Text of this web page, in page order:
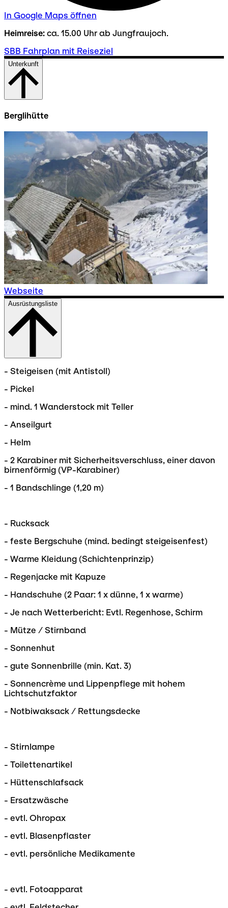
In Google Maps öffnen
Heimreise: ca. 15.00 Uhr ab Jungfraujoch.
SBB Fahrplan mit Reiseziel
Unterkunft
Berglihütte
Webseite
Ausrüstungsliste
- Steigeisen (mit Antistoll)
- Pickel
- mind. 1 Wanderstock mit Teller
- Anseilgurt
- Helm
- 2 Karabiner mit Sicherheitsverschluss, einer davon
birnenförmig (VP-Karabiner)
- 1 Bandschlinge (1,20 m)
- Rucksack
- feste Bergschuhe (mind. bedingt steigeisenfest)
- Warme Kleidung (Schichtenprinzip)
- Regenjacke mit Kapuze
- Handschuhe (2 Paar: 1 x dünne, 1 x warme)
- Je nach Wetterbericht: Evtl. Regenhose, Schirm
- Mütze / Stirnband
- Sonnenhut
- gute Sonnenbrille (min. Kat. 3)
- Sonnencrème und Lippenpflege mit hohem
Lichtschutzfaktor
- Notbiwaksack / Rettungsdecke
- Stirnlampe
- Toilettenartikel
- Hüttenschlafsack
- Ersatzwäsche
- evtl. Ohropax
- evtl. Blasenpflaster
- evtl. persönliche Medikamente
- evtl. Fotoapparat